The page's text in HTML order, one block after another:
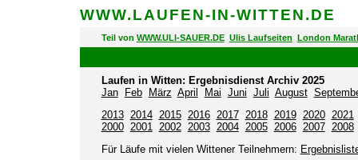
WWW.LAUFEN-IN-WITTEN.DE
Teil von WWW.ULI-SAUER.DE Ulis Laufseiten London
Laufen in Witten: Ergebnisdienst Archiv 2025
Jan
Feb März April Mai Juni Juli August
2013
2014 2015 2016 2017 2018 2019 2020
2021
2000
2001 2002 2003 2004 2005 2006 2007
2008
Für Läufe mit vielen Wittener Teilnehmern: